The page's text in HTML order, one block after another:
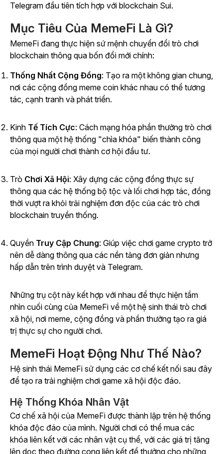
Telegram đầu tiên tích hợp với blockchain Sui.
Mục Tiêu Của MemeFi Là Gì?
MemeFi đang thực hiện sứ mệnh chuyển đổi trò chơi
blockchain thông qua bốn đổi mới chính:
Thống Nhất Cộng Đồng: Tạo ra một không gian chung,
nơi các cộng đồng meme coin khác nhau có thể tương
tác, cạnh tranh và phát triển.
Kinh Tế Tích Cực: Cách mạng hóa phần thưởng trò chơi
thông qua một hệ thống "chìa khóa" biến thành công
của mọi người chơi thành cơ hội đầu tư.
Trò Chơi Xã Hội: Xây dựng các cộng đồng thực sự
thông qua các hệ thống bộ tộc và lối chơi hợp tác, đồng
thời vượt ra khỏi trải nghiệm đơn độc của các trò chơi
blockchain truyền thống.
Quyền Truy Cập Chung: Giúp việc chơi game crypto trở
nên dễ dàng thông qua các nền tảng đơn giản nhưng
hấp dẫn trên trình duyệt và Telegram.
Những trụ cột này kết hợp với nhau để thực hiện tầm
nhìn cuối cùng của MemeFi về một hệ sinh thái trò chơi
xã hội, nơi meme, cộng đồng và phần thưởng tạo ra giá
trị thực sự cho người chơi.
MemeFi Hoạt Động Như Thế Nào?
Hệ sinh thái MemeFi sử dụng các cơ chế kết nối sau đây
để tạo ra trải nghiệm chơi game xã hội độc đáo.
Hệ Thống Khóa Nhân Vật
Cơ chế xã hội của MemeFi được thành lập trên hệ thống
khóa độc đáo của mình. Người chơi có thể mua các
khóa liên kết với các nhân vật cụ thể, với các giá trị tăng
lên dọc theo đường cong liên kết để thưởng cho những